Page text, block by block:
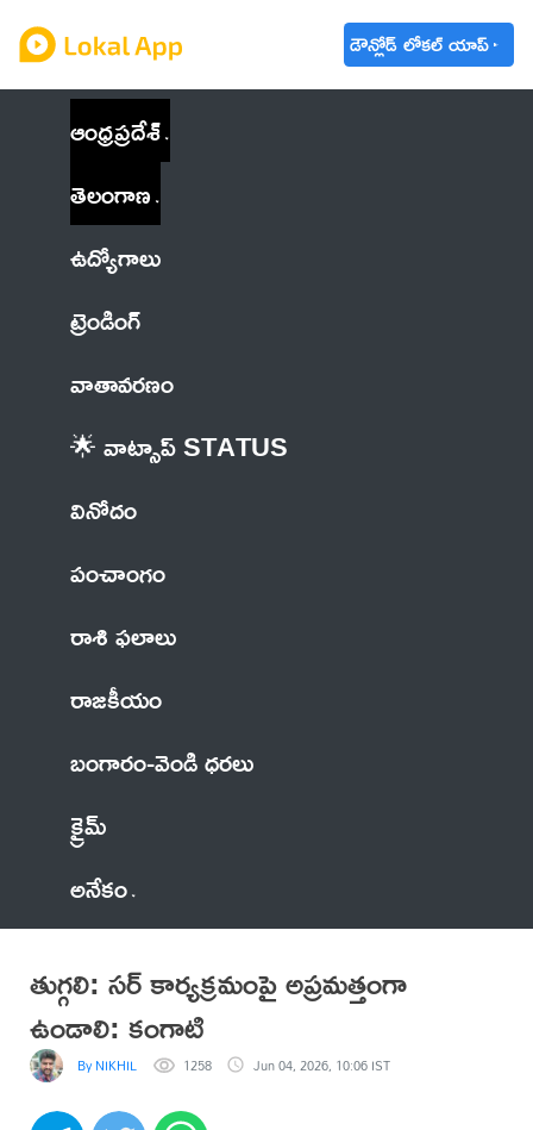
డౌన్లోడ్ లోకల్ యాప్
ఆంధ్రప్రదేశ్
తెలంగాణ
ఉద్యోగాలు
ట్రెండింగ్
వాతావరణం
🌟 వాట్సాప్ STATUS
వినోదం
పంచాంగం
రాశి ఫలాలు
రాజకీయం
బంగారం-వెండి ధరలు
క్రైమ్
అనేకం
తుగ్గలి: సర్ కార్యక్రమంపై అప్రమత్తంగా
ఉండాలి: కంగాటి
By NIKHIL 1258 Jun 04, 2026, 10:06 IST